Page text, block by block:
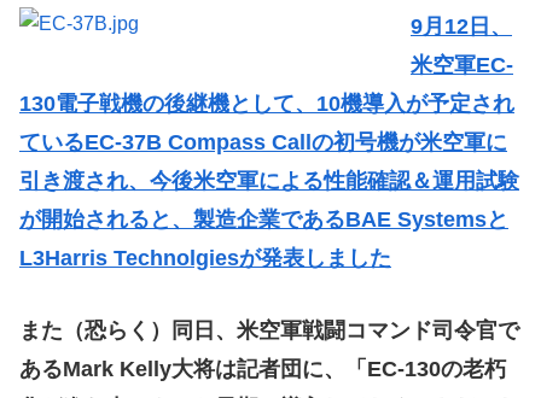
9月12日、
米空軍EC-
130電子戦機の後継機として、10機導入が予定され
ているEC-37B Compass Callの初号機が米空軍に
引き渡され、今後米空軍による性能確認＆運用試験
が開始されると、製造企業であるBAE Systemsと
L3Harris Technolgiesが発表しました
また（恐らく）同日、米空軍戦闘コマンド司令官で
あるMark Kelly大将は記者団に、「EC-130の老朽